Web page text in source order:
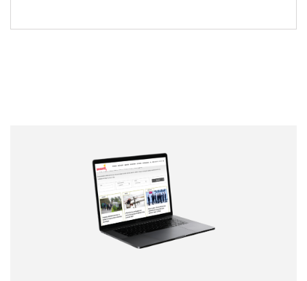
Correo electrónico
Tipo de comentario